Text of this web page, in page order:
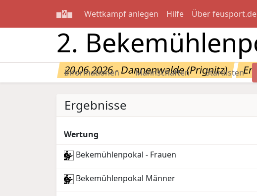
Wettkampf anlegen Hilfe Über feusport.de
2.
20.06.2026 - Dannenwalde (Prignitz)
Informationen Mannschaften Startlisten
Ergebnisse
Wertung
Bekemühlenpokal - Frauen
Bekemühlenpokal Männer